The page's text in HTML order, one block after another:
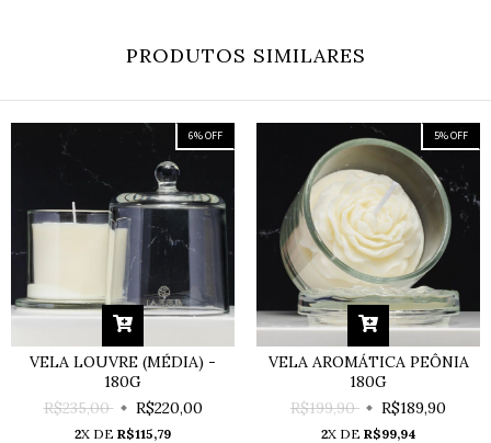
PRODUTOS SIMILARES
6%OFF
VELA LOUVRE (MÉDIA) -
180G
R$235,00
R$220,00
2X DE R$115,79
5%OFF
VELA AROMÁTICA PEÔNIA
180G
R$199,90
R$189,90
2X DE R$99,94